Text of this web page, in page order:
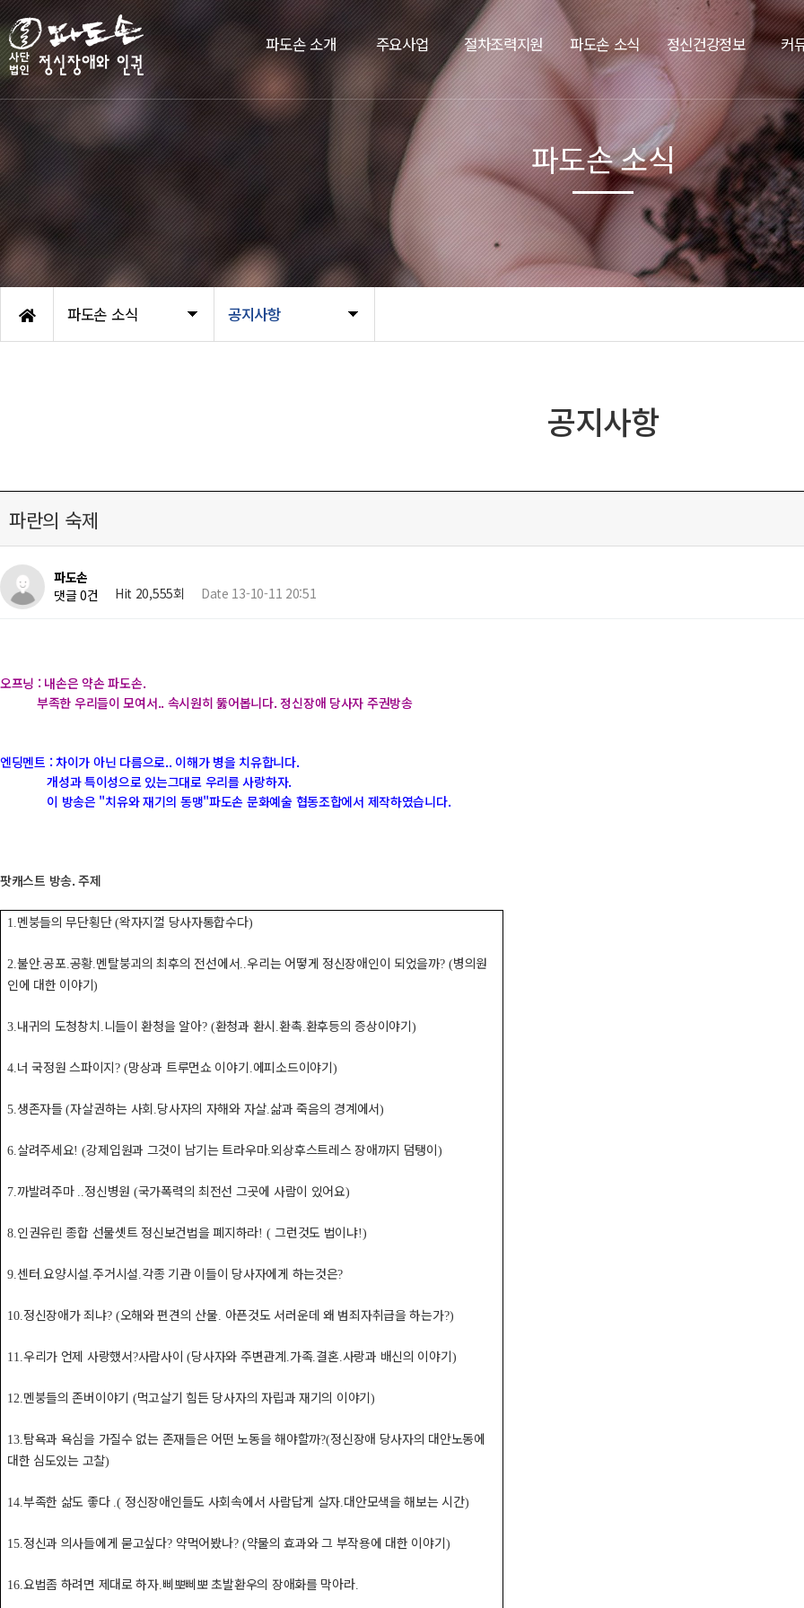
파도손 소개 주요사업 절차조력지원 파도손 소식 정신건강정보 커
파도손 소식 공지사항
파도손 소식
공지사항
파란의 숙제
파도손
댓글 0건
Hit 20,555회 Date 13-10-11 20:51
오프닝 : 내손은 약손 파도손.
부족한 우리들이 모여서.. 속시원히 뚫어봅니다. 정신장애 당사자 주권방송
엔딩멘트 : 차이가 아닌 다름으로.. 이해가 병을 치유합니다.
개성과 특이성으로 있는그대로 우리를 사랑하자.
이 방송은 "치유와 재기의 동맹"파도손 문화예술 협동조합에서 제작하였습니다.
팟캐스트 방송. 주제
1.멘붕들의 무단횡단 (왁자지껄 당사자통합수다)
2.불안.공포.공황.멘탈붕괴의 최후의 전선에서..우리는 어떻게 정신장애인이 되었을까? (병의원
인에 대한 이야기)
3.내귀의 도청창치 .니들이 환청을 알아? (환청과 환시 .환촉.환후등의 증상이야기)
4.너 국정원 스파이지? (망상과 트루먼쇼 이야기 .에피소드이야기)
5.생존자들(자살권하는 사회 .당사자의 자해와 자살.삶과 죽음의 경계에서)
6.살려주세요! (강제입원과 그것이 남기는 트라우마.외상후스트레스 장애까지 덤탱이)
7.까발려주마 ..정신병원 (국가폭력의 최전선 그곳에 사람이 있어요)
8.인권유린 종합 선물셋트 정신보건법을 폐지하라! (그런것도 법이냐!)
9.센터.요양시설.주거시설.각종 기관 이들이 당사자에게 하는것은?
10.정신장애가 죄냐? (오해와 편견의 산물. 아픈것도 서러운데 왜 범죄자취급을 하는가?)
11.우리가 언제 사랑했서?사람사이(당사자와 주변관계.가족.결혼.사랑과 배신의 이야기)
12.멘붕들의 존버이야기 (먹고살기 힘든 당사자의 자립과 재기의 이야기)
13.탐욕과 욕심을 가질수 없는 존재들은 어떤 노동을 해야할까?(정신장애 당사자의 대안노동에
대한 심도있는 고찰)
14.부족한 삶도 좋다 .( 정신장애인들도 사회속에서 사람답게 살자.대안모색을 해보는 시간)
15.정신과 의사들에게 묻고싶다? 약먹어봤나? (약물의 효과와 그 부작용에 대한 이야기)
16.요법좀 하려면 제대로 하자.삐뽀삐뽀 초발환우의 장애화를 막아라.